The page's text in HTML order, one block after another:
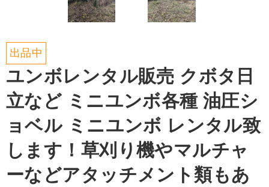
出品中
ユンボレンタル販売 クボタ日
立など ミニユンボ各種 油圧シ
ョベル ミニユンボ レンタル致
します！草刈り機やマルチャ
ーなどアタッチメント類もあ